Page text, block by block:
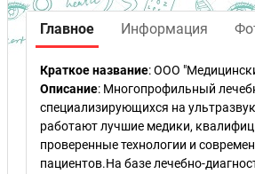
Главное Информация
Краткое название:ООО
Описание: Многопрофильный
специализирующихся на
работают лучшие медики,
проверенные технологии и
пациентов.На базе лечебно-